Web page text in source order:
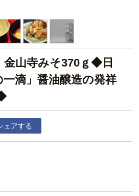
金山寺みそ370ｇ◆日
滴」醤油醸造の発祥
ェアする